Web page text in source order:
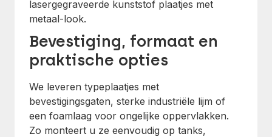
lasergegraveerde kunststof plaatjes met
metaal-look.
Bevestiging, formaat en
praktische opties
We leveren typeplaatjes met
bevestigingsgaten, sterke industriële lijm of
een foamlaag voor ongelijke oppervlakken.
Zo monteert u ze eenvoudig op tanks,